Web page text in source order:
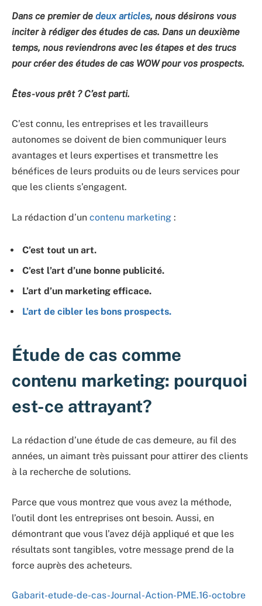
Dans ce premier de deux articles, nous désirons vous
inciter à rédiger des études de cas. Dans un deuxième
temps, nous reviendrons avec les étapes et des trucs
pour créer des études de cas WOW pour vos prospects.
Êtes-vous prêt ? C’est parti.
C’est connu, les entreprises et les travailleurs
autonomes se doivent de bien communiquer leurs
avantages et leurs expertises et transmettre les
bénéfices de leurs produits ou de leurs services pour
que les clients s’engagent.
La rédaction d’un contenu marketing :
C’est tout un art.
C’est l’art d’une bonne publicité.
L’art d’un marketing efficace.
L’art de cibler les bons prospects.
Étude de cas comme
contenu marketing: pourquoi
est-ce attrayant?
La rédaction d’une étude de cas demeure, au fil des
années, un aimant très puissant pour attirer des clients
à la recherche de solutions.
Parce que vous montrez que vous avez la méthode,
l’outil dont les entreprises ont besoin. Aussi, en
démontrant que vous l’avez déjà appliqué et que les
résultats sont tangibles, votre message prend de la
force auprès des acheteurs.
Gabarit-etude-de-cas-Journal-Action-PME.16-octobre